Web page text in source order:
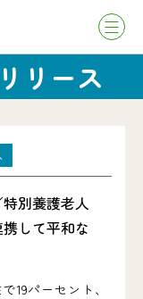
リース
別養護老人
して平和な
19パーセント、